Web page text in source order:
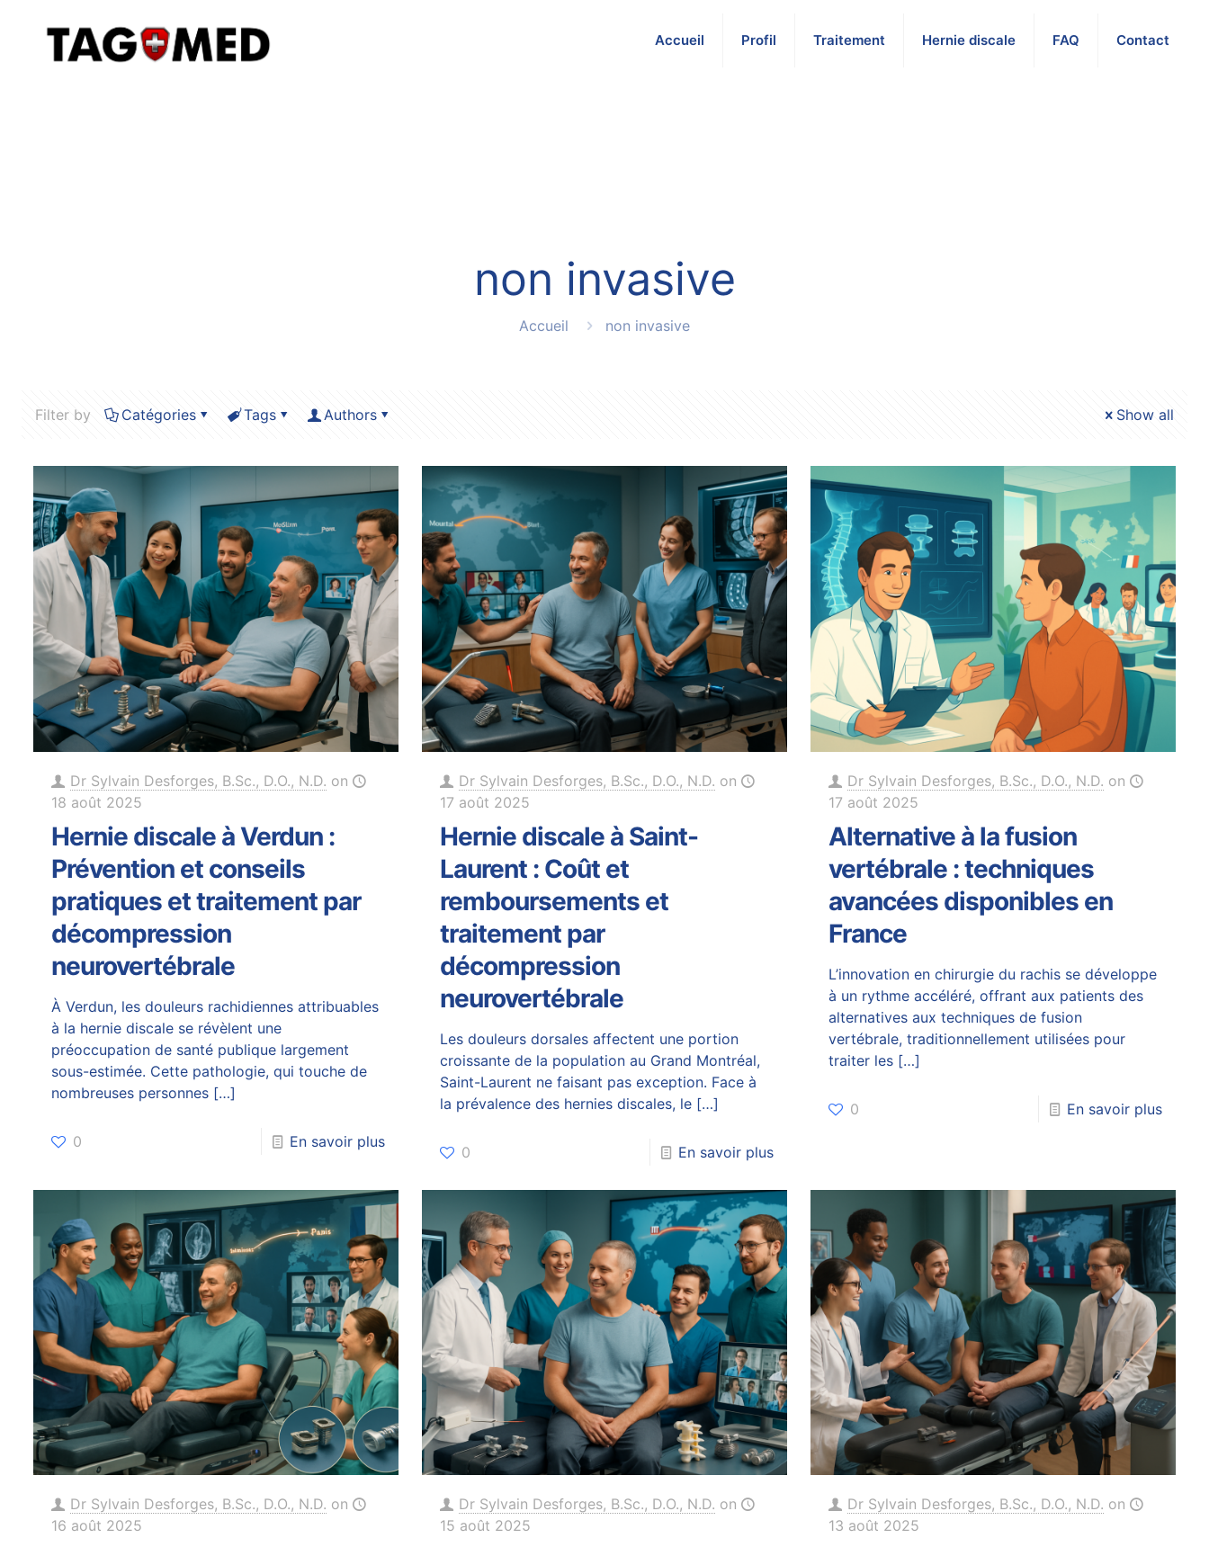
Accueil Profil Traitement Hernie discale FAQ Contact
non invasive
Accueil non invasive
Filter by Catégories Tags Authors Show all
Dr Sylvain Desforges, B.Sc., D.O., N.D. on
18 août 2025
Hernie discale à Verdun :
Prévention et conseils
pratiques et traitement par
décompression
neurovertébrale
À Verdun, les douleurs rachidiennes attribuables
à la hernie discale se révèlent une
préoccupation de santé publique largement
sous-estimée. Cette pathologie, qui touche de
nombreuses personnes[…]
0 En savoir plus
Dr Sylvain Desforges, B.Sc., D.O., N.D. on
17 août 2025
Hernie discale à Saint-
Laurent : Coût et
remboursements et
traitement par
décompression
neurovertébrale
Les douleurs dorsales affectent une portion
croissante de la population au Grand Montréal,
Saint-Laurent ne faisant pas exception. Face à
la prévalence des hernies discales, le[…]
0 En savoir plus
Dr Sylvain Desforges, B.Sc., D.O., N.D. on
17 août 2025
Alternative à la fusion
vertébrale : techniques
avancées disponibles en
France
L’innovation en chirurgie du rachis se développe
à un rythme accéléré, offrant aux patients des
alternatives aux techniques de fusion
vertébrale, traditionnellement utilisées pour
traiter les[…]
0 En savoir plus
Dr Sylvain Desforges, B.Sc., D.O., N.D. on
16 août 2025
Dr Sylvain Desforges, B.Sc., D.O., N.D. on
15 août 2025
Dr Sylvain Desforges, B.Sc., D.O., N.D. on
13 août 2025